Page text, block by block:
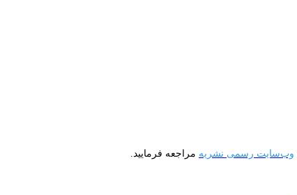
وب‌سایت رسمی نشریه مراجعه فرمایید.